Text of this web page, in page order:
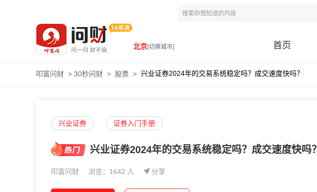
北京[切换城市] 首页
叩富问财 > 30秒问财 > 股票 > 兴业证券2024年的交易系统稳定吗？成交速度快吗？
兴业证券 证券入门手册
兴业证券2024年的交易系统稳定吗？成交速度快吗？
叩富问财 浏览：1642 人 分享